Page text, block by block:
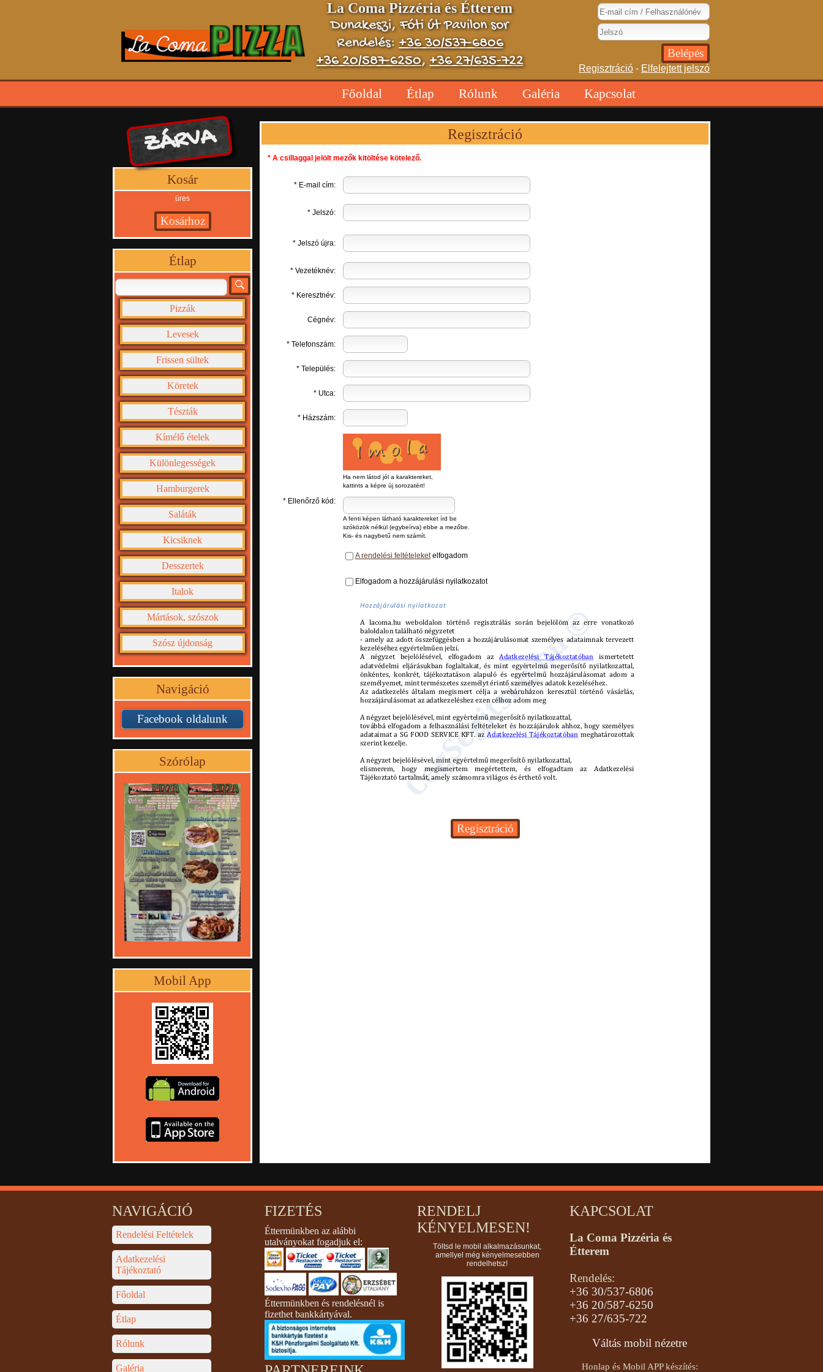
La Coma Pizzéria és Étterem
Dunakeszi, Fóti út Pavilon sor
Rendelés:+36 30/537-6806
+36 20/587-6250,+36 27/635-722 Regisztráció - Elfelejtett jelszó
Főoldal Étlap Rólunk Galéria Kapcsolat
ZÁRVA
Kosár
üres
Étlap
Pizzák
Levesek
Frissen sültek
Köretek
Tészták
Kímélő ételek
Különlegességek
Hamburgerek
Saláták
Kicsiknek
Desszertek
Italok
Mártások, szószok
Szósz újdonság
Navigáció
Facebook oldalunk
Szórólap
Mobil App
Regisztráció
* A csillaggal jelölt mezők kitöltése kötelező.
* E-mail cím:
* Jelszó:
* Jelszó újra:
* Vezetéknév:
* Keresztnév:
Cégnév:
* Telefonszám:
* Település:
* Utca:
* Házszám:
Ha nem látod jól a karaktereket,
kattints a képre új sorozatért!
* Ellenőrző kód:
A fenti képen látható karaktereket írd be
szóközök nélkül (egybeírva) ebbe a mezőbe.
Kis- és nagybetű nem számít.
A rendelési feltételeketelfogadom
Elfogadom a hozzájárulási nyilatkozatot
NAVIGÁCIÓ
Rendelési Feltételek
Adatkezelési
Tájékoztató
Főoldal
Étlap
Rólunk
Galéria
FIZETÉS
Éttermünkben az alábbi
utalványokat fogadjuk el:
Éttermünkben és rendelésnél is
fizethet bankkártyával.
RENDELJ
KÉNYELMESEN!
Töltsd le mobil alkalmazásunkat,
amellyel még kényelmesebben
rendelhetsz!
KAPCSOLAT
La Coma Pizzéria és
Étterem
Rendelés:
+36 30/537-6806
+36 20/587-6250
+36 27/635-722
Váltás mobil nézetre
Honlap és Mobil APP készítés: